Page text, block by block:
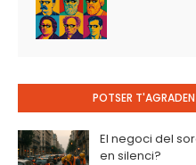
POTSER
El negoci del
en silenci?